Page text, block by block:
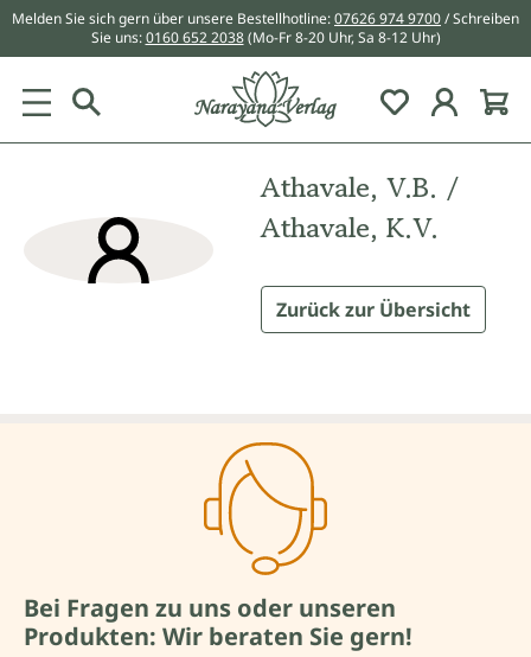
springen
Melden Sie sich gern über unsere Bestellhotline:07626 974 9700/ Schreiben
Sie uns:0160 652 2038 (Mo-Fr 8-20 Uhr, Sa 8-12 Uhr)
Du hast 0
Athavale, V.B. /
Athavale, K.V.
Zurück zur Übersicht
Bei Fragen zu uns oder unseren
Produkten: Wir beraten Sie gern!